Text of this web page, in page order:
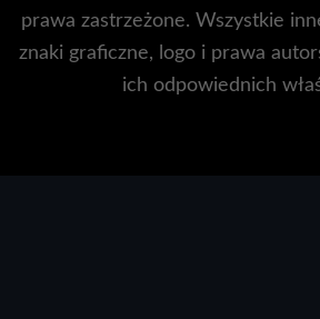
prawa zastrzeżone. Wszystkie
znaki graficzne, logo i prawa
ich odpowiednich